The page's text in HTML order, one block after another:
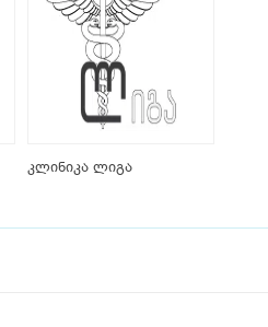
კლინიკა ლიგა